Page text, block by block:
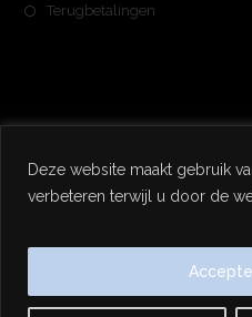
Deze website maakt gebruik
verbeteren terwijl u door de
Terugbetalingen
Copyright 2025 - Noweran -